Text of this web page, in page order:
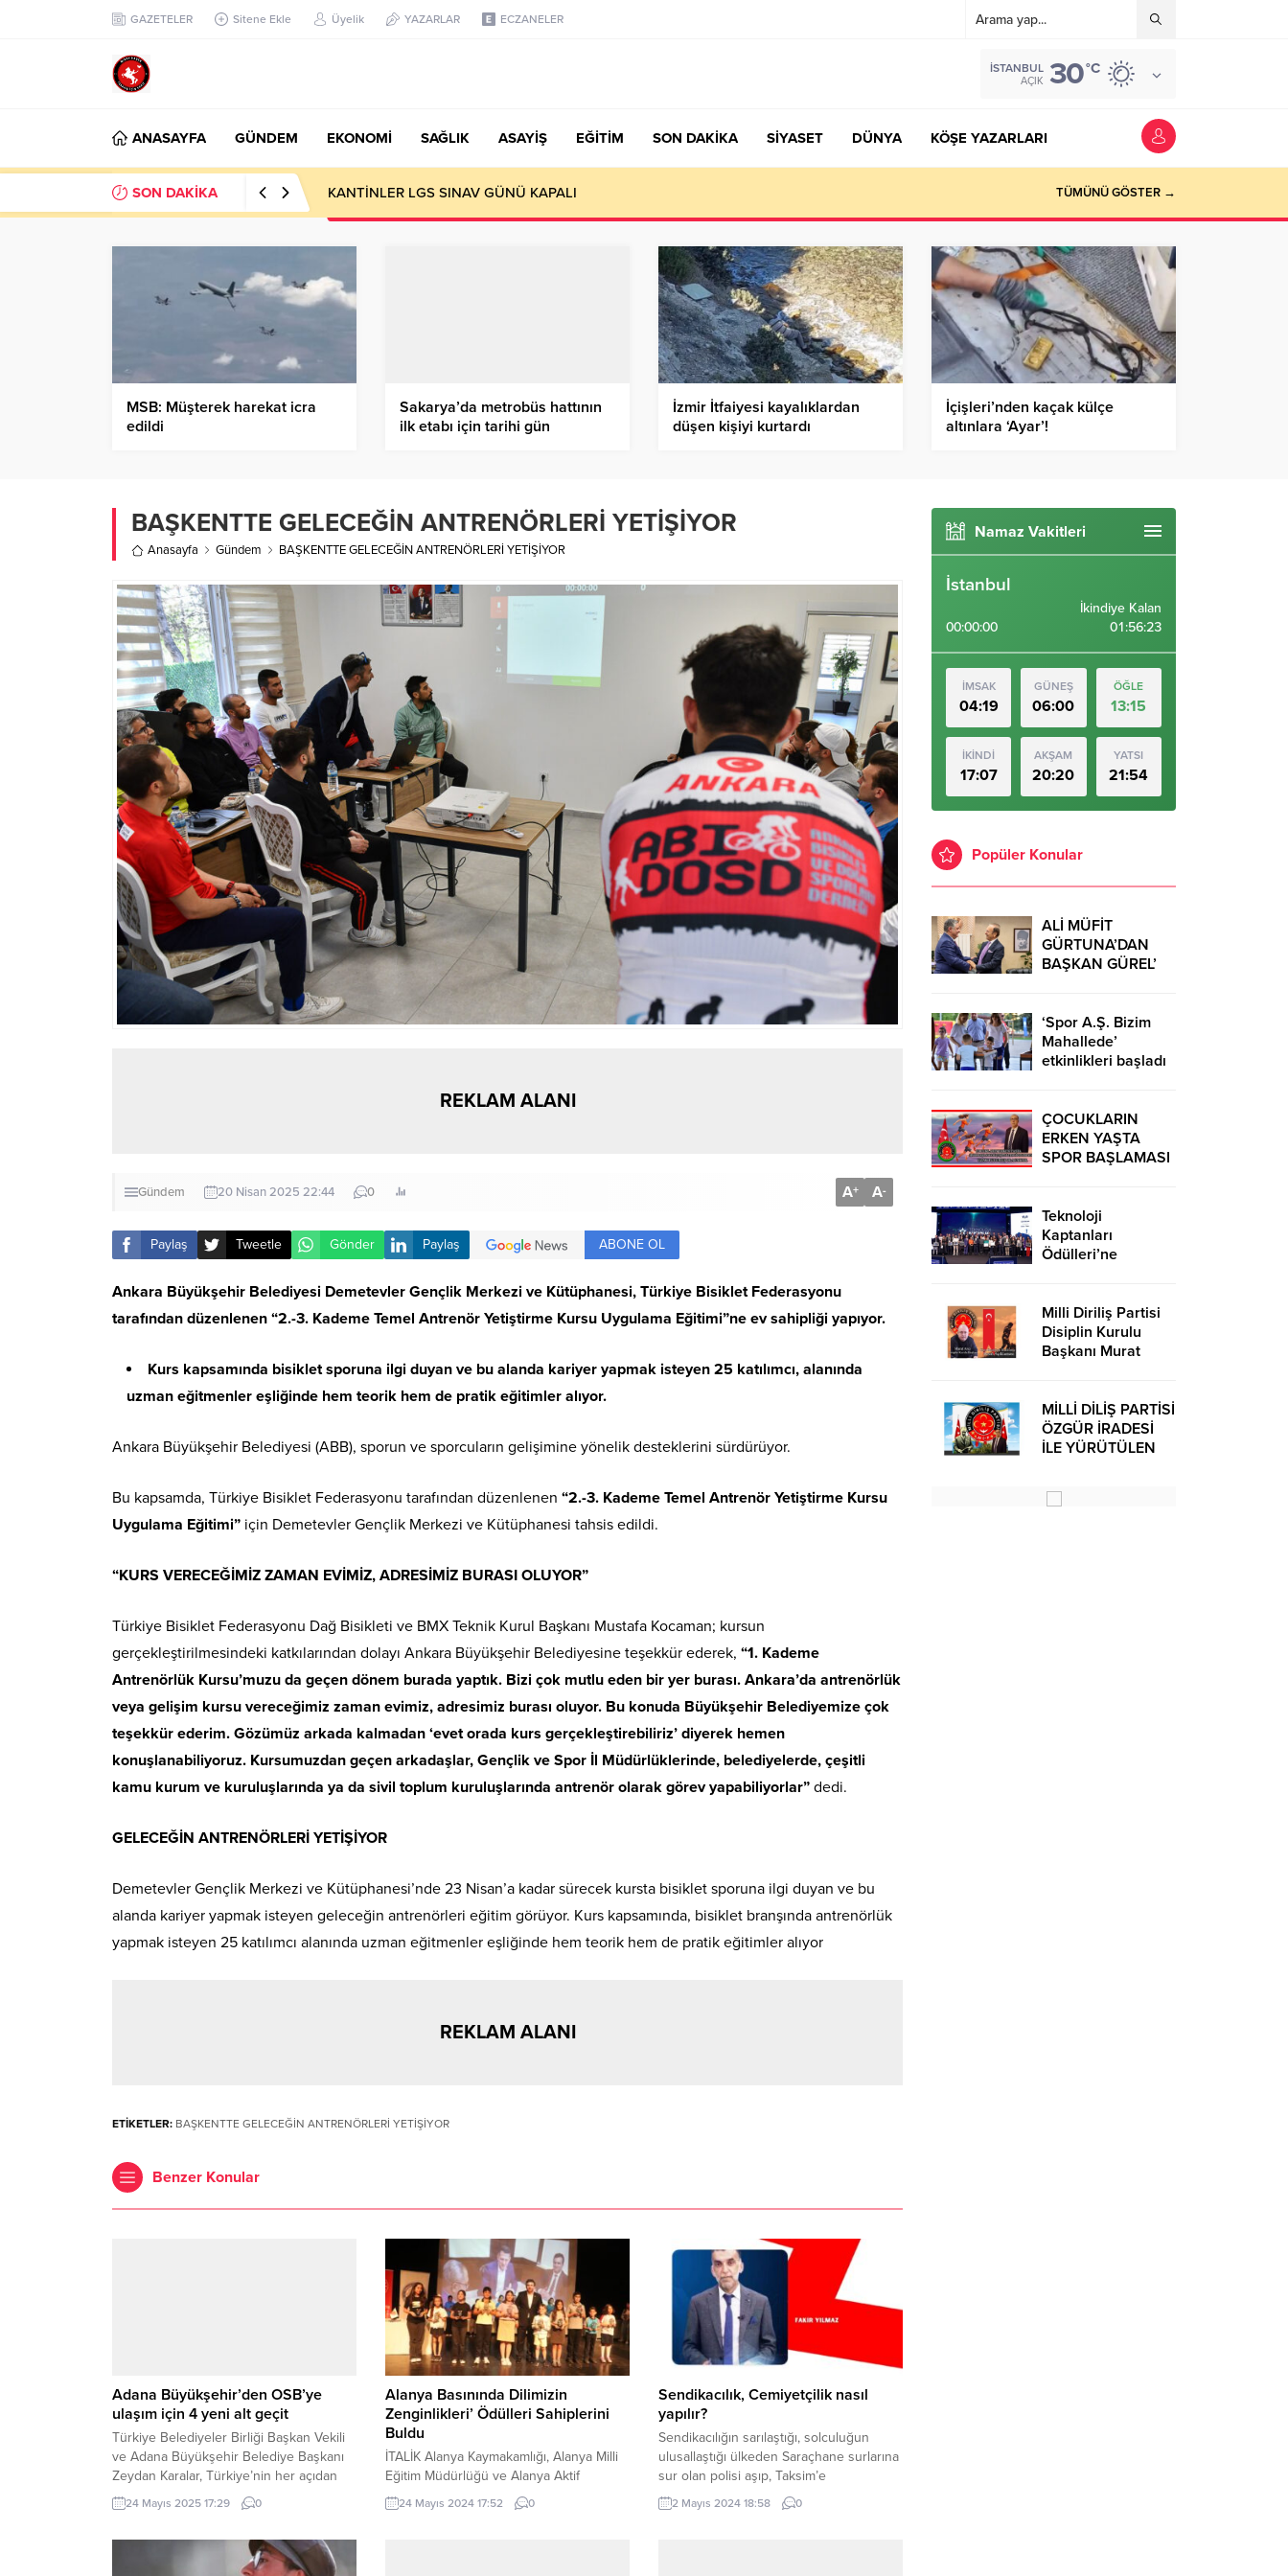
GAZETELER Sitene Ekle Üyelik YAZARLAR ECZANELER
İSTANBUL
AÇIK 30°C
ANASAYFA GÜNDEM EKONOMİ SAĞLIK ASAYİŞ EĞİTİM SON DAKİKA SİYASET DÜNYA KÖŞE YAZARLARI
SON DAKİKA sıfır atık yaşam kültürü yaygınlaştırmaktır TÜMÜNÜ GÖSTER →
MSB: Müşterek harekat icra
edildi
Sakarya’da metrobüs hattının
ilk etabı için tarihi gün
İzmir İtfaiyesi kayalıklardan
düşen kişiyi kurtardı
İçişleri’nden kaçak külçe
altınlara ‘Ayar’!
BAŞKENTTE GELECEĞİN ANTRENÖRLERİ YETİŞİYOR
Anasayfa Gündem BAŞKENTTE GELECEĞİN ANTRENÖRLERİ YETİŞİYOR
REKLAM ALANI
Gündem 20 Nisan 2025 22:44 0 A+ A-
Paylaş Tweetle Gönder Paylaş ABONE OL
Ankara Büyükşehir Belediyesi Demetevler Gençlik Merkezi ve Kütüphanesi, Türkiye Bisiklet Federasyonu
tarafından düzenlenen “2.-3. Kademe Temel Antrenör Yetiştirme Kursu Uygulama Eğitimi”ne ev sahipliği yapıyor.
Kurs kapsamında bisiklet sporuna ilgi duyan ve bu alanda kariyer yapmak isteyen 25 katılımcı, alanında
uzman eğitmenler eşliğinde hem teorik hem de pratik eğitimler alıyor.
Ankara Büyükşehir Belediyesi (ABB), sporun ve sporcuların gelişimine yönelik desteklerini sürdürüyor.
Bu kapsamda, Türkiye Bisiklet Federasyonu tarafından düzenlenen “2.-3. Kademe Temel Antrenör Yetiştirme Kursu
Uygulama Eğitimi” için Demetevler Gençlik Merkezi ve Kütüphanesi tahsis edildi.
“KURS VERECEĞİMİZ ZAMAN EVİMİZ, ADRESİMİZ BURASI OLUYOR”
Türkiye Bisiklet Federasyonu Dağ Bisikleti ve BMX Teknik Kurul Başkanı Mustafa Kocaman; kursun
gerçekleştirilmesindeki katkılarından dolayı Ankara Büyükşehir Belediyesine teşekkür ederek, “1. Kademe
Antrenörlük Kursu’muzu da geçen dönem burada yaptık. Bizi çok mutlu eden bir yer burası. Ankara’da antrenörlük
veya gelişim kursu vereceğimiz zaman evimiz, adresimiz burası oluyor. Bu konuda Büyükşehir Belediyemize çok
teşekkür ederim. Gözümüz arkada kalmadan ‘evet orada kurs gerçekleştirebiliriz’ diyerek hemen
konuşlanabiliyoruz. Kursumuzdan geçen arkadaşlar, Gençlik ve Spor İl Müdürlüklerinde, belediyelerde, çeşitli
kamu kurum ve kuruluşlarında ya da sivil toplum kuruluşlarında antrenör olarak görev yapabiliyorlar” dedi.
GELECEĞİN ANTRENÖRLERİ YETİŞİYOR
Demetevler Gençlik Merkezi ve Kütüphanesi’nde 23 Nisan’a kadar sürecek kursta bisiklet sporuna ilgi duyan ve bu
alanda kariyer yapmak isteyen geleceğin antrenörleri eğitim görüyor. Kurs kapsamında, bisiklet branşında antrenörlük
yapmak isteyen 25 katılımcı alanında uzman eğitmenler eşliğinde hem teorik hem de pratik eğitimler alıyor
REKLAM ALANI
ETİKETLER: BAŞKENTTE GELECEĞİN ANTRENÖRLERİ YETİŞİYOR
Benzer Konular
Adana Büyükşehir’den OSB’ye
ulaşım için 4 yeni alt geçit
Türkiye Belediyeler Birliği Başkan Vekili
ve Adana Büyükşehir Belediye Başkanı
Zeydan Karalar, Türkiye’nin her açıdan
bağımsız olması için bacaların tütmesi,
üretimin artması, sanayicinin güçlenmesi
Türkiye Belediyeler Birliği Başkan Vekili
ve Adana Büyükşehir Belediye Başkanı
24 Mayıs 2025 17:29 0
Alanya Basınında Dilimizin
Zenginlikleri’ Ödülleri Sahiplerini
Buldu
İTALİK Alanya Kaymakamlığı, Alanya Milli
Eğitim Müdürlüğü ve Alanya Aktif
Gazeteciler Cemiyeti (ALGC) tarafından
gerçekleştirilen “Alanya Basınında
24 Mayıs 2024 17:52 0
Sendikacılık, Cemiyetçilik nasıl
yapılır?
Sendikacılığın sarılaştığı, solculuğun
ulusallaştığı ülkeden Saraçhane surlarına
sur olan polisi aşıp, Taksim’e
çıkılamayacağını gördüğümüz dün
gözüne operasyon yaptırdığı, yüzünü
2 Mayıs 2024 18:58 0
Namaz Vakitleri
İstanbul
00:00:00
İkindiye Kalan
01:56:22
İMSAK
04:19
GÜNEŞ
06:00
ÖĞLE
13:15
İKİNDİ
17:07
AKŞAM
20:20
YATSI
21:54
Popüler Konular
ALİ MÜFİT
GÜRTUNA’DAN
BAŞKAN GÜREL’
‘Spor A.Ş. Bizim
Mahallede’
etkinlikleri başladı
ÇOCUKLARIN
ERKEN YAŞTA
SPOR BAŞLAMASI
UZAK TUTUMUŞ
OLACAKTIR
Teknoloji
Kaptanları
Ödülleri’ne
Milli Diriliş Partisi
Disiplin Kurulu
Başkanı Murat
Basın Açıklaması
MİLLİ DİLİŞ PARTİSİ
ÖZGÜR İRADESİ
İLE YÜRÜTÜLEN
OLUŞUMUDUR